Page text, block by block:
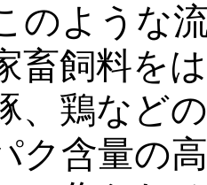
のような
畜飼料を
、鶏など
ク含量の